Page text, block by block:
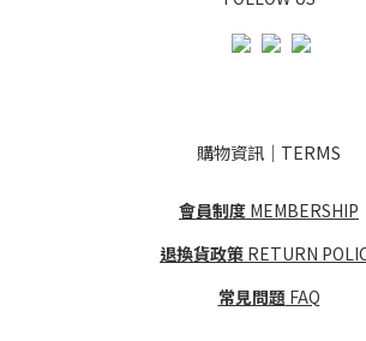
購物資訊｜TERMS
會員制度 MEMBERSHIP
退換貨政策 RETURN
常見問題FAQ